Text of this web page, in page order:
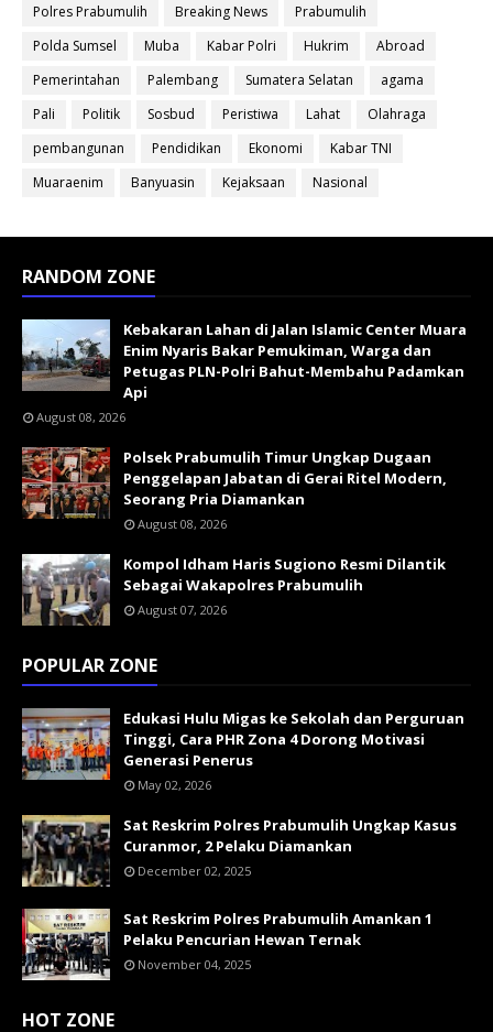
Polres Prabumulih Breaking News
Prabumulih
Polda Sumsel
Muba Kabar Polri Hukrim
Abroad
Pemerintahan
Palembang Sumatera Selatan
agama
Pali
Politik Sosbud Peristiwa Lahat
Olahraga
pembangunan
Pendidikan Ekonomi
Kabar TNI
Muaraenim
Banyuasin Kejaksaan Nasional
RANDOM ZONE
Kebakaran Lahan di Jalan Islamic Center Muara
Enim Nyaris Bakar Pemukiman, Warga dan
Petugas PLN-Polri Bahut-Membahu Padamkan
Api
August 08, 2026
Polsek Prabumulih Timur Ungkap Dugaan
Penggelapan Jabatan di Gerai Ritel Modern,
Seorang Pria Diamankan
August 08, 2026
Kompol Idham Haris Sugiono Resmi Dilantik
Sebagai Wakapolres Prabumulih
August 07, 2026
POPULAR ZONE
Edukasi Hulu Migas ke Sekolah dan Perguruan
Tinggi, Cara PHR Zona 4 Dorong Motivasi
Generasi Penerus
May 02, 2026
Sat Reskrim Polres Prabumulih Ungkap Kasus
Curanmor, 2 Pelaku Diamankan
December 02, 2025
Sat Reskrim Polres Prabumulih Amankan 1
Pelaku Pencurian Hewan Ternak
November 04, 2025
HOT ZONE